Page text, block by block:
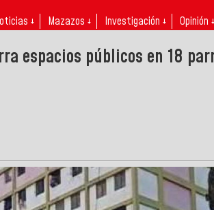
↓ Mazazos ↓ Investigación ↓ Opinión ↓
espacios públicos en 18